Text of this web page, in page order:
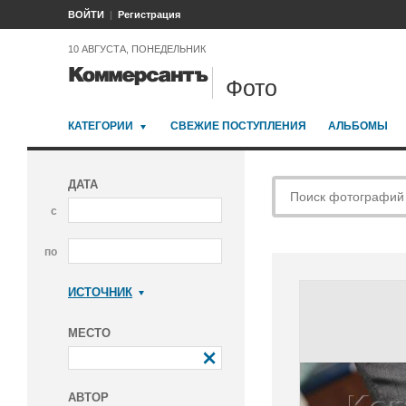
ВОЙТИ Регистрация
10 АВГУСТА, ПОНЕДЕЛЬНИК
Фото
КАТЕГОРИИ СВЕЖИЕ ПОСТУПЛЕНИЯ АЛЬБОМЫ
ДАТА
с
по
ИСТОЧНИК
МЕСТО
АВТОР